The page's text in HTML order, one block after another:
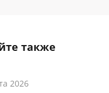
также
2026